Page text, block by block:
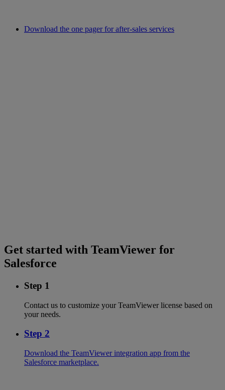
Download the one pager for after-sales services
Get started with TeamViewer for
Salesforce
Step 1
Contact us to customize your TeamViewer license based on
your needs.
Step 2
Download the TeamViewer integration app from the
Salesforce marketplace.